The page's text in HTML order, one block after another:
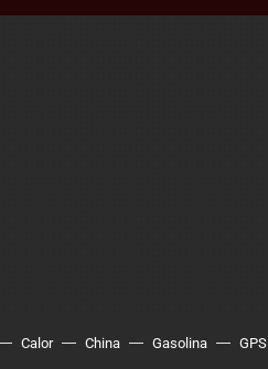
Calor China Gasolina GPS